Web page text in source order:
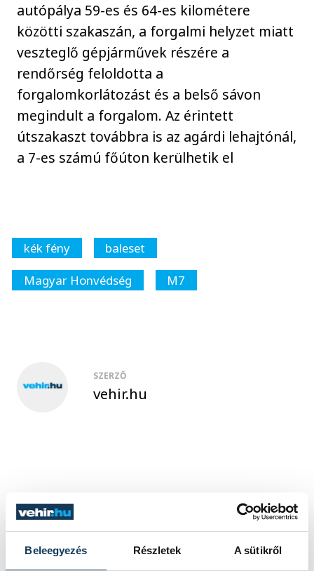
Beleegyezés Részletek A sütikről
autópálya 59-es és 64-es kilométere
közötti szakaszán, a forgalmi helyzet miatt
veszteglő gépjárművek részére a
rendőrség feloldotta a
forgalomkorlátozást és a belső sávon
megindult a forgalom. Az érintett
útszakaszt továbbra is az agárdi lehajtónál,
a 7-es számú főúton kerülhetik el
kék fény
baleset
Magyar Honvédség
M7
SZERZŐ
vehir.hu